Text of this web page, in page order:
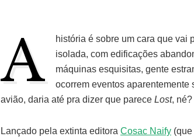
A
história é sobre um cara que vai
isolada, com edificações
máquinas esquisitas, gente
ocorrem eventos
avião, daria até pra dizer que parece Lost, né?
Lançado pela extinta editora Cosac Naify